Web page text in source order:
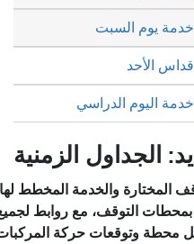
خدمة يوم السبت
قداس الأحد
خدمة اليوم الدراسي
الجداول الزمنية
المختارة والخدمة المخطط لها.
بمحطات التوقف، مع روابط لجميع
محطة وتوقعات حركة المركبات